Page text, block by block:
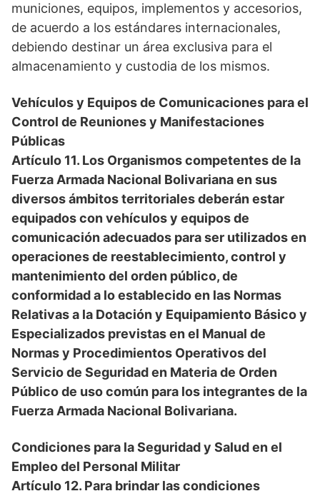
municiones, equipos, implementos y accesorios,
de acuerdo a los estándares internacionales,
debiendo destinar un área exclusiva para el
almacenamiento y custodia de los mismos.
Vehículos y Equipos de Comunicaciones para el
Control de Reuniones y Manifestaciones
Públicas
Artículo 11. Los Organismos competentes de la
Fuerza Armada Nacional Bolivariana en sus
diversos ámbitos territoriales deberán estar
equipados con vehículos y equipos de
comunicación adecuados para ser utilizados en
operaciones de reestablecimiento, control y
mantenimiento del orden público, de
conformidad a lo establecido en las Normas
Relativas a la Dotación y Equipamiento Básico y
Especializados previstas en el Manual de
Normas y Procedimientos Operativos del
Servicio de Seguridad en Materia de Orden
Público de uso común para los integrantes de la
Fuerza Armada Nacional Bolivariana.
Condiciones para la Seguridad y Salud en el
Empleo del Personal Militar
Artículo 12. Para brindar las condiciones